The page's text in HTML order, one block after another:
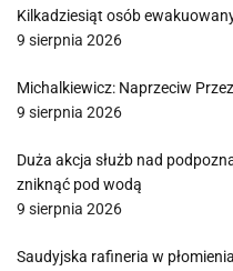
Kilkadziesiąt osób
9 sierpnia 2026
Michalkiewicz: Naprzeciw
9 sierpnia 2026
Duża akcja służb nad
zniknąć pod wodą
9 sierpnia 2026
Saudyjska rafineria w